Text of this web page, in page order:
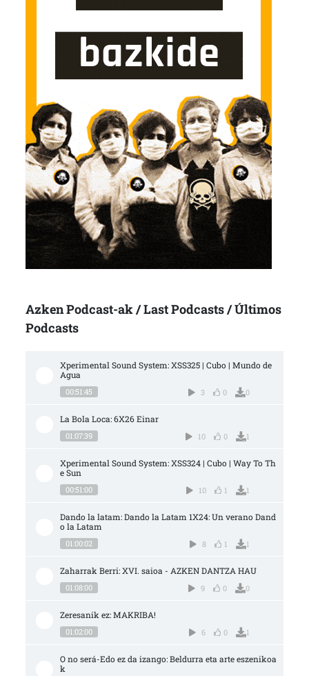
Azken Podcast-ak / Last Podcasts / Últimos
Podcasts
Xperimental Sound System: XSS325 | Cubo | Mundo de
Agua
00:51:45 3 0 0
La Bola Loca: 6X26 Einar
01:07:39 10 0 1
Xperimental Sound System: XSS324 | Cubo | Way To Th
e Sun
00:51:00 10 1 1
Dando la latam: Dando la Latam 1X24: Un verano Dand
o la Latam
01:00:02 8 1 1
Zaharrak Berri: XVI. saioa - AZKEN DANTZA HAU
01:08:00 9 0 0
Zeresanik ez: MAKRIBA!
01:02:00 6 0 1
O no será-Edo ez da izango: Beldurra eta arte eszenikoa
k